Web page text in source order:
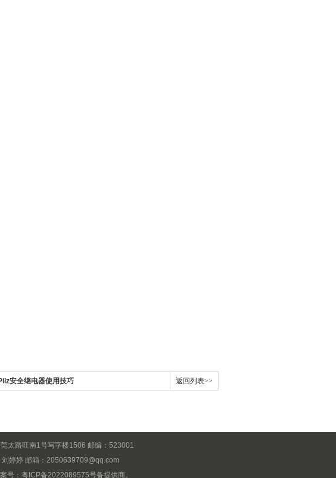
安全继电器使用技巧 返回列表>>
太路旺南1号写字楼1506 邮编：523001
婷婷 邮箱： 2050639709@qq.com
号： 粤ICP备2022089575号备提供商。